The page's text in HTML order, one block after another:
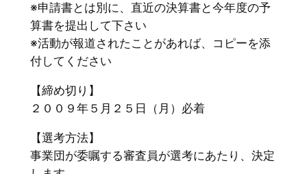
※申請書とは別に、直近の決算書と今年度の予
算書を提出して下さい
※活動が報道されたことがあれば、コピーを添
付してください
【締め切り】
２００９年５月２５日（月）必着
【選考方法】
事業団が委嘱する審査員が選考にあたり、決定